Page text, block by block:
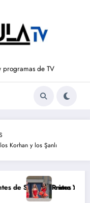
programas de TV
Korhan y los Şanlı
All Stars 3
Prime Video estrenará el